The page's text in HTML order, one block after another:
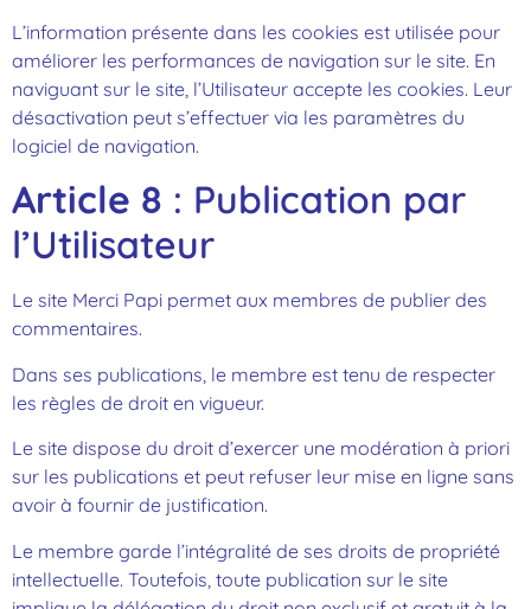
L’information présente dans les cookies est utilisée pour
améliorer les performances de navigation sur le site. En
naviguant sur le site, l’Utilisateur accepte les cookies. Leur
désactivation peut s’effectuer via les paramètres du
logiciel de navigation.
Article 8 : Publication par
l’Utilisateur
Le site Merci Papi permet aux membres de publier des
commentaires.
Dans ses publications, le membre est tenu de respecter
les règles de droit en vigueur.
Le site dispose du droit d’exercer une modération à priori
sur les publications et peut refuser leur mise en ligne sans
avoir à fournir de justification.
Le membre garde l’intégralité de ses droits de propriété
intellectuelle. Toutefois, toute publication sur le site